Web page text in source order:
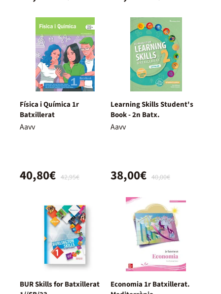
Física i Química 1r
Batxillerat
Aavv
42,95€
40,80€
Learning Skills Student's
Book - 2n Batx.
Aavv
40,00€
38,00€
BUR Skills for Batxillerat
Economia 1r Batxillerat.